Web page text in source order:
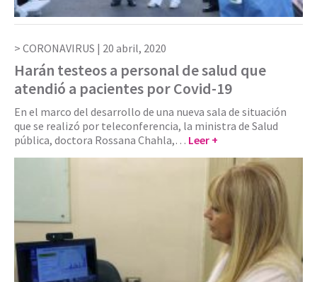
CORONAVIRUS | 20 abril, 2020
Harán testeos a personal de salud que
atendió a pacientes por Covid-19
En el marco del desarrollo de una nueva sala de situación
que se realizó por teleconferencia, la ministra de Salud
pública, doctora Rossana Chahla,… Leer +